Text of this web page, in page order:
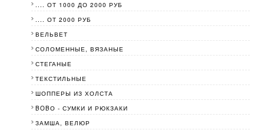
.... ОТ 1000 ДО 2000 РУБ
.... ОТ 2000 РУБ
ВЕЛЬВЕТ
СОЛОМЕННЫЕ, ВЯЗАНЫЕ
СТЕГАНЫЕ
ТЕКСТИЛЬНЫЕ
ШОППЕРЫ ИЗ ХОЛСТА
BOBО - СУМКИ И РЮКЗАКИ
ЗАМША, ВЕЛЮР